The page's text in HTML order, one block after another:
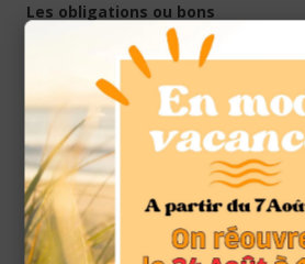
Les obligations ou bons
Comme l’inflation fait monter les prix
aussi une baisse des prix des
investisseurs ayant de lourds
optent pour investir dans l’or en tant
couverture. Généralement, si les prix
modifiés de 1%, les prix de l’or
direction opposée. Les obligations ne
directe du changement du prix de l’or